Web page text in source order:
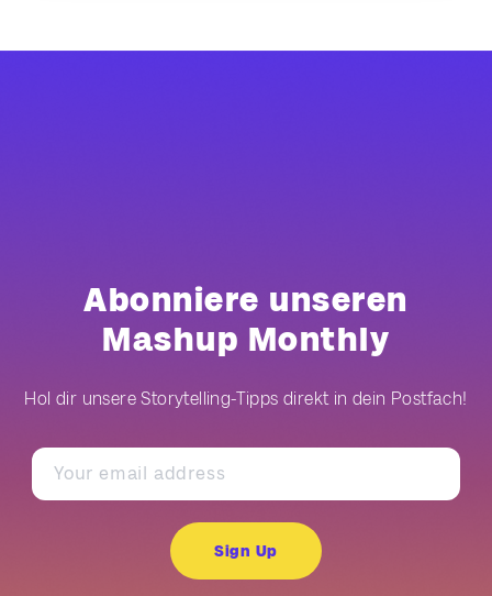
Abonniere unseren
Mashup Monthly
Hol dir unsere Storytelling-Tipps direkt in dein Postfach!